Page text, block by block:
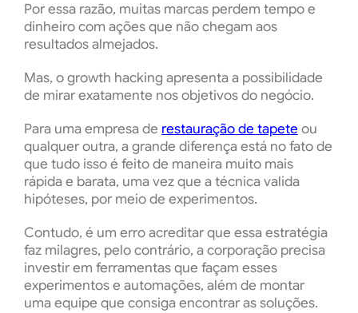
Por essa razão, muitas marcas perdem tempo e
dinheiro com ações que não chegam aos
resultados almejados.
Mas, o growth hacking apresenta a possibilidade
de mirar exatamente nos objetivos do negócio.
Para uma empresa de restauração de tapete ou
qualquer outra, a grande diferença está no fato de
que tudo isso é feito de maneira muito mais
rápida e barata, uma vez que a técnica valida
hipóteses, por meio de experimentos.
Contudo, é um erro acreditar que essa estratégia
faz milagres, pelo contrário, a corporação precisa
investir em ferramentas que façam esses
experimentos e automações, além de montar
uma equipe que consiga encontrar as soluções.